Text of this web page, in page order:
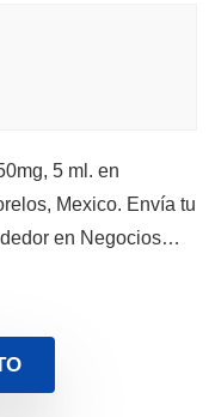
5 ml. en
Mexico. Envía tu
en Negocios…